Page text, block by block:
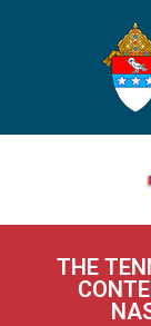
THE